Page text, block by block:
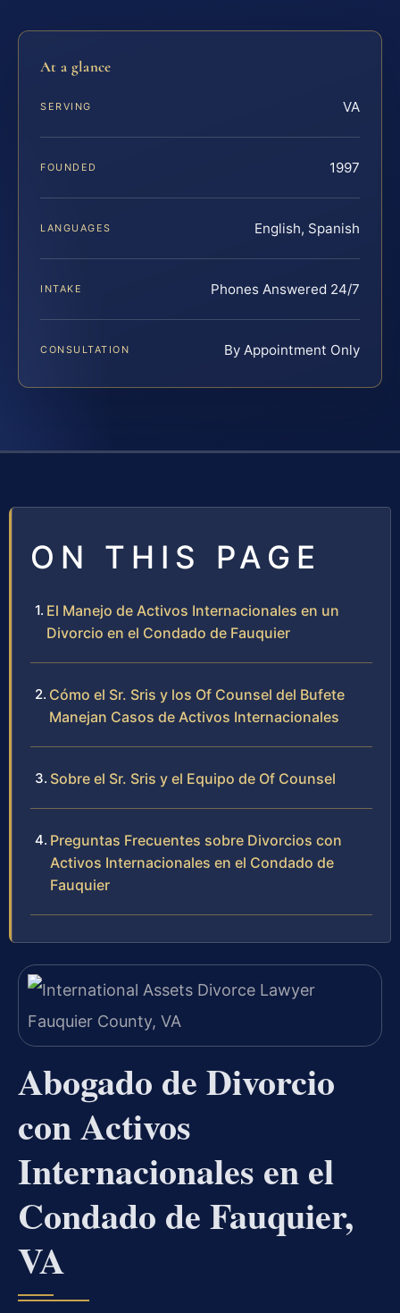
At a glance
SERVING VA
FOUNDED 1997
LANGUAGES English, Spanish
INTAKE Phones Answered 24/7
CONSULTATION By Appointment Only
ON THIS PAGE
El Manejo de Activos Internacionales en un
Divorcio en el Condado de Fauquier
Cómo el Sr. Sris y los Of Counsel del Bufete
Manejan Casos de Activos Internacionales
Sobre el Sr. Sris y el Equipo de Of Counsel
Preguntas Frecuentes sobre Divorcios con
Activos Internacionales en el Condado de
Fauquier
Abogado de Divorcio
con Activos
Internacionales en el
Condado de Fauquier,
VA